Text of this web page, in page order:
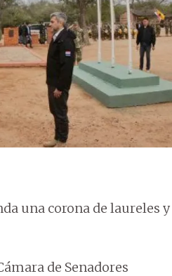
una corona de laureles y
de Senadores